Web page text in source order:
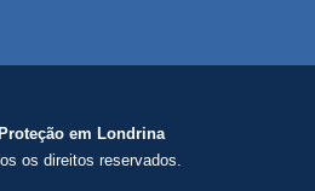
em Londrina
os direitos reservados.